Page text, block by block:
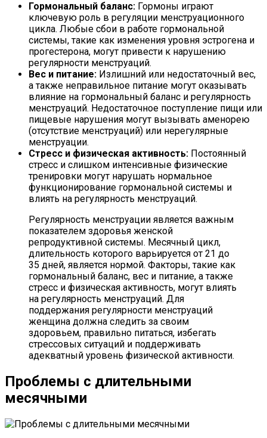
Гормональный баланс: Гормоны играют
ключевую роль в регуляции менструационного
цикла. Любые сбои в работе гормональной
системы, такие как изменения уровня эстрогена и
прогестерона, могут привести к нарушению
регулярности менструаций.
Вес и питание: Излишний или недостаточный вес,
а также неправильное питание могут оказывать
влияние на гормональный баланс и регулярность
менструаций. Недостаточное поступление пищи или
пищевые нарушения могут вызывать аменорею
(отсутствие менструаций) или нерегулярные
менструации.
Стресс и физическая активность: Постоянный
стресс и слишком интенсивные физические
тренировки могут нарушать нормальное
функционирование гормональной системы и
влиять на регулярность менструаций.
Регулярность менструации является важным
показателем здоровья женской
репродуктивной системы. Месячный цикл,
длительность которого варьируется от 21 до
35 дней, является нормой. Факторы, такие как
гормональный баланс, вес и питание, а также
стресс и физическая активность, могут влиять
на регулярность менструаций. Для
поддержания регулярности менструаций
женщина должна следить за своим
здоровьем, правильно питаться, избегать
стрессовых ситуаций и поддерживать
адекватный уровень физической активности.
Проблемы с длительными
месячными